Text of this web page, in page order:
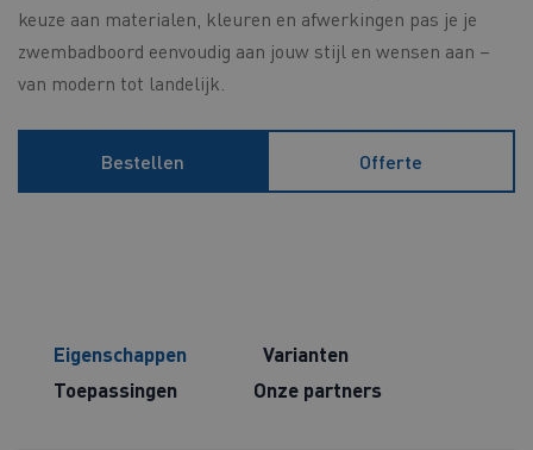
keuze aan materialen, kleuren en afwerkingen pas je je
zwembadboord eenvoudig aan jouw stijl en wensen aan –
van modern tot landelijk.
Bestellen Offerte
Eigenschappen
Varianten
Toepassingen
Onze partners